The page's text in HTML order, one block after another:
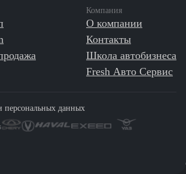
Компания
О компании
Контакты
Школа автобизнеса
Fresh Авто Сервис
персональных данных